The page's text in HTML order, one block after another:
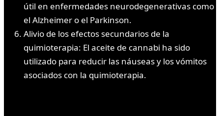
útil en enfermedades neurodegenerativas como
el Alzheimer o el Parkinson.
Alivio de los efectos secundarios de la
quimioterapia: El aceite de cannabi ha sido
utilizado para reducir las náuseas y los vómitos
asociados con la quimioterapia.